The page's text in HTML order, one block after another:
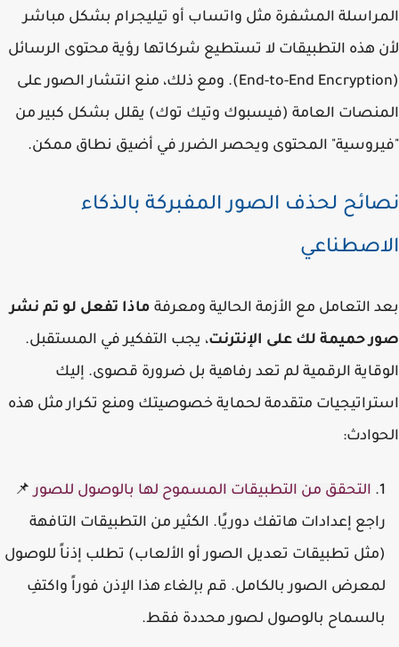
المشفرة مثل واتساب أو تيليجرام بشكل مباشر
هذه التطبيقات لا تستطيع شركاتها رؤية محتوى الرسائل
(End-to-End Encryption). ومع ذلك، منع انتشار الصور على
العامة (فيسبوك وتيك توك) يقلل بشكل كبير من
المحتوى ويحصر الضرر في أضيق نطاق ممكن.
لحذف الصور المفبركة بالذكاء
التعامل مع الأزمة الحالية ومعرفةماذا تفعل لو تم نشر
حميمة لك على الإنترنت، يجب التفكير في المستقبل.
الرقمية لم تعد رفاهية بل ضرورة قصوى. إليك
متقدمة لحماية خصوصيتك ومنع تكرار مثل هذه
التحقق من التطبيقات المسموح لها بالوصول للصور📌
إعدادات هاتفك دوريًا. الكثير من التطبيقات التافهة
تطبيقات تعديل الصور أو الألعاب) تطلب إذناً للوصول
الصور بالكامل. قم بإلغاء هذا الإذن فوراً واكتفِ
بالوصول لصور محددة فقط.